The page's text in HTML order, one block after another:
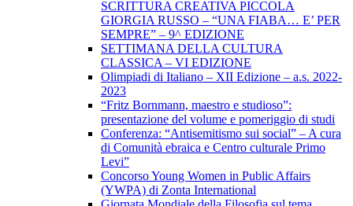
SCRITTURA CREATIVA PICCOLA
GIORGIA RUSSO – “UNA FIABA… E’ PER
SEMPRE” – 9^ EDIZIONE
SETTIMANA DELLA CULTURA
CLASSICA – VI EDIZIONE
Olimpiadi di Italiano – XII Edizione – a.s. 2022-
2023
“Fritz Bornmann, maestro e studioso”:
presentazione del volume e pomeriggio di studi
Conferenza: “Antisemitismo sui social” – A cura
di Comunità ebraica e Centro culturale Primo
Levi”
Concorso Young Women in Public Affairs
(YWPA) di Zonta International